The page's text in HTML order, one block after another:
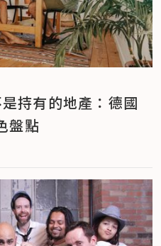
持有的地產：德國
盤點